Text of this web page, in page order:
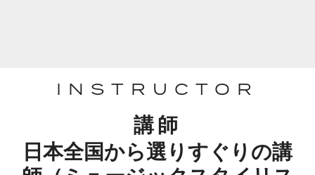
INSTRUCTOR
講師
日本全国から選りすぐりの講